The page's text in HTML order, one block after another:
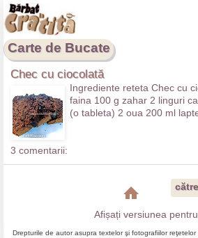
Carte de Bucate
Chec cu ciocolată
Ingrediente reteta Chec cu
faina 100 g zahar 2 linguri
(o tableta) 2 oua 200 ml
3 comentarii:
Afișați versiunea
Drepturile de autor asupra textelor şi fotografiilor